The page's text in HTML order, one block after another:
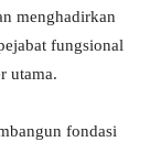
menghadirkan
fungsional
utama.
fondasi